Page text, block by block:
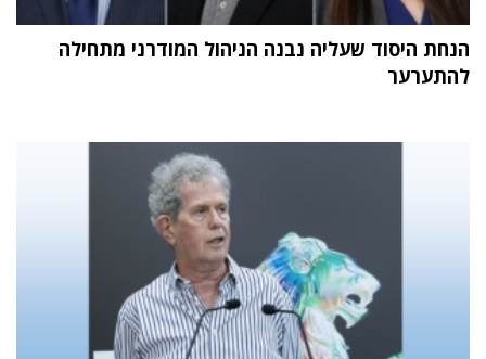
הנחת היסוד שעליה נבנה הניהול המודרני מתחילה
להתערער